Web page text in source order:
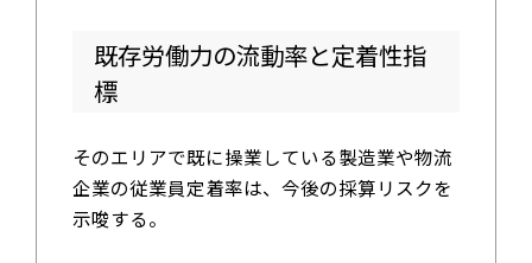
既存労働力の流動率と定着性指
標
そのエリアで既に操業している製造業や物流
企業の従業員定着率は、今後の採算リスクを
示唆する。